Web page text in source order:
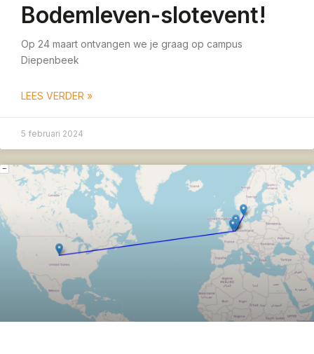
Bodemleven-slotevent!
Op 24 maart ontvangen we je graag op campus
Diepenbeek
LEES VERDER »
5 februari 2024